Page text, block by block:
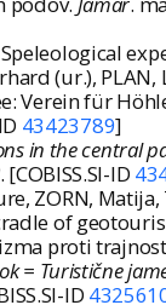
Speleological
(ur.),
Verein für
43423789]
in the central
. [COBISS.SI-ID
ZORN,
of
proti
= Turistične
ID